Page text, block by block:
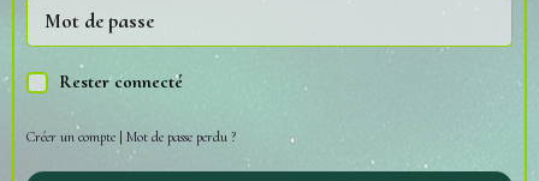
Rester connecté
Créer un compte | Mot de passe perdu ?